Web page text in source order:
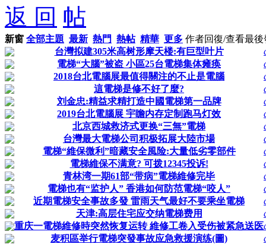
返 回
新窗 全部主題 最新 熱門 熱帖 精華 更多 作者回復/查看最後
台灣拟建305米高树形摩天楼:有巨型叶片
電梯“大腦”被盗 小區25台電梯集体瘫痪
2018台北電腦展最值得關注的不止是電腦
這電梯是修不好了麼?
刘金忠:精益求精打造中國電梯第一品牌
2019台北電腦展 宇瞻内存定制跑马灯效
北京西城救济式更换“三無”電梯
台灣最大電梯公司积极拓展大陸市場
電梯“維保微利”暗藏安全風险:大量低劣零部件
電梯維保不满意? 可拨12345投诉!
青林湾一期61部“带病”電梯維修完毕
電梯也有“监护人” 香港如何防范電梯“咬人”
近期電梯安全事故多發 雷雨天气最好不要乘坐電梯
天津:高层住宅应交纳電梯费用
重庆一電梯維修時突然恢复运转 維修工卷入受伤被紧急送医
麦积區举行電梯突發事故应急救援演练(圖)